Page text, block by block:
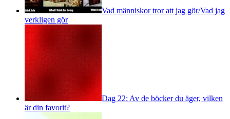
Vad människor tror att jag gör/Vad jag
verkligen gör
Dag 22: Av de böcker du äger, vilken
är din favorit?